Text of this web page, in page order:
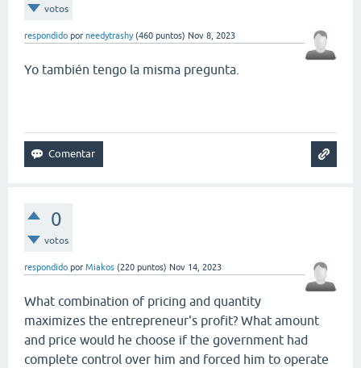
votos
respondido por needytrashy (460 puntos) Nov 8, 2023
Yo también tengo la misma pregunta.
0
votos
respondido por Miakos (220 puntos) Nov 14, 2023
What combination of pricing and quantity
maximizes the entrepreneur's profit? What amount
and price would he choose if the government had
complete control over him and forced him to operate